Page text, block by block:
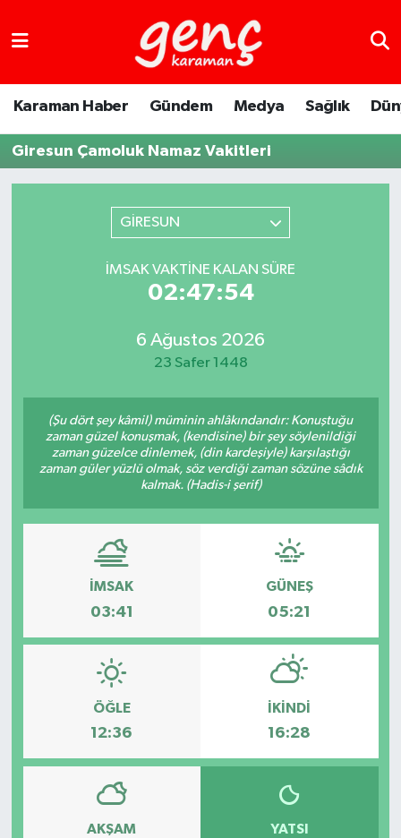
Karaman Haber Gündem Medya Sağlık
Giresun Çamoluk Namaz Vakitleri
GİRESUN
İMSAK VAKTINE KALAN SÜRE
02:47:54
6 Ağustos 2026
23 Safer 1448
(Şu dört şey kâmil) müminin ahlâkındandır: Konuştuğu
zaman güzel konuşmak, (kendisine) bir şey söylenildiği
zaman güzelce dinlemek, (din kardeşiyle) karşılaştığı
zaman güler yüzlü olmak, söz verdiği zaman sözüne sâdık
kalmak. (Hadis-i şerif)
İMSAK
03:41
GÜNEŞ
05:21
ÖĞLE
12:36
İKINDI
16:28
AKŞAM YATSI